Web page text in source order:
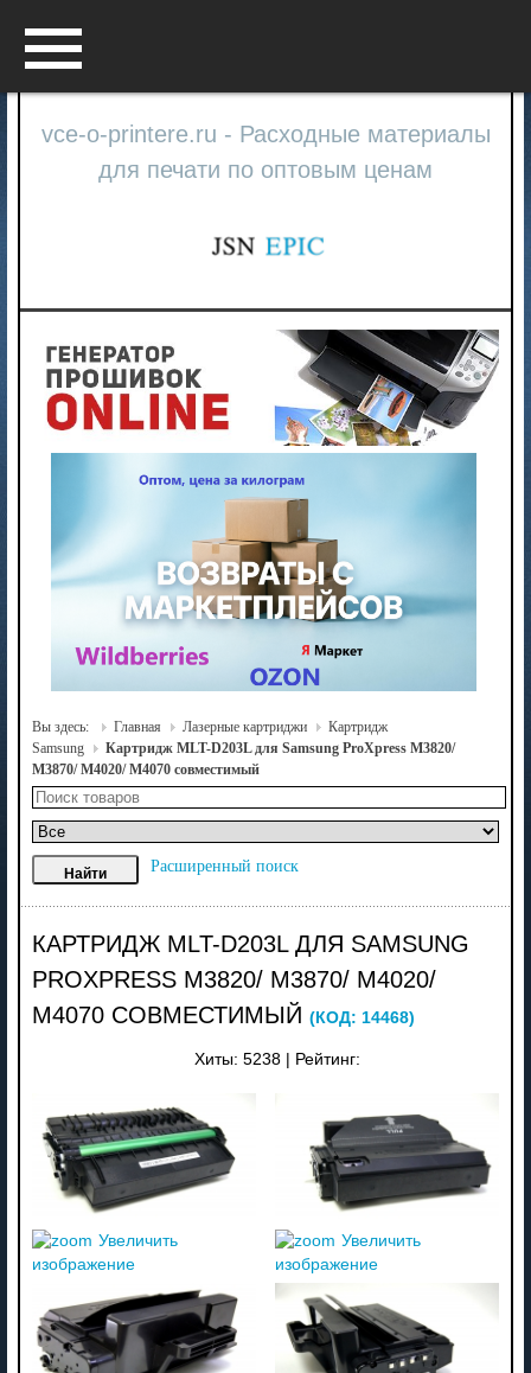
vce-o-printere.ru - Расходные материалы
для печати по оптовым ценам
Вы здесь: Главная Лазерные картриджи
Картридж
Samsung
Картридж MLT-D203L для Samsung ProXpress M3820/
M3870/ M4020/ M4070 совместимый
Расширенный поиск
КАРТРИДЖ MLT-D203L ДЛЯ SAMSUNG
PROXPRESS M3820/ M3870/ M4020/
M4070 СОВМЕСТИМЫЙ (КОД: 14468)
Хиты: 5238 Рейтинг:
Увеличить
изображение
Увеличить
изображение